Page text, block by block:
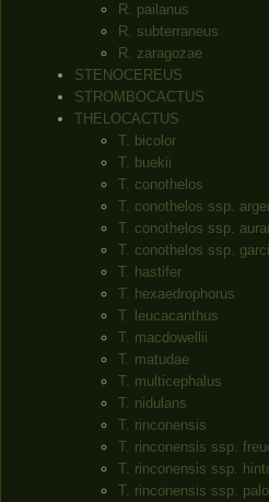
R. pailanus
R. subterraneus
R. zaragozae
STENOCEREUS
STROMBOCACTUS
THELOCACTUS
T. bicolor
T. buekii
T. conothelos
T. conothelos ssp.
T. conothelos ssp.
T. conothelos ssp.
T. hastifer
T. hexaedrophorus
T. leucacanthus
T. macdowellii
T. matudae
T. multicephalus
T. nidulans
T. rinconensis
T. rinconensis ssp.
T. rinconensis ssp.
T. rinconensis ssp.